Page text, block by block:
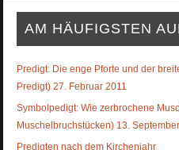
AM HÄUFIGSTEN
Predigt: Die enge Pforte und der
Predigt) 27. Februar 2011
Symbolpedigt: Wie zerbrochene
Muschelbruchstücken) 13.
Predigten nach dem Kirchenjahr